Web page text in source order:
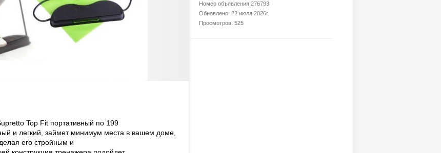
Top Fit портативный по 199
легкий, займет минимум места в вашем доме,
его стройным и
Номер объявления 276793
Обновлено: 22 июля 2026г.
Просмотров: 525